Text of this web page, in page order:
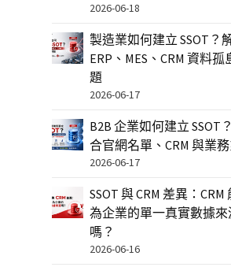
2026-06-18
製造業如何建立 SSOT？
ERP、MES、CRM 資料孤
題
2026-06-17
B2B 企業如何建立 SSOT
合官網名單、CRM 與業
2026-06-17
SSOT 與 CRM 差異：CRM
為企業的單一真實數據來
嗎？
2026-06-16